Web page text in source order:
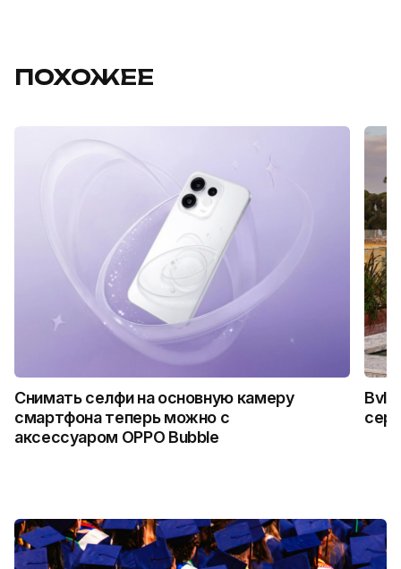
ПОХОЖЕЕ
Снимать селфи на основную камеру
смартфона теперь можно с
аксессуаром OPPO Bubble